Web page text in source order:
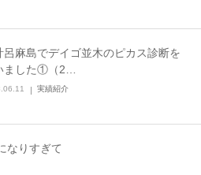
呂麻島でデイゴ並木のピカス診断を
ました①（2…
実績紹介
なりすぎて